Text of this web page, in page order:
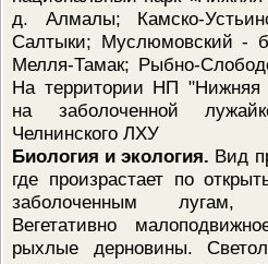
д. Алмалы; Камско-
Салтыки; Муслюмовский -
Мелля-Тамак; Рыбно-
На территории НП "Нижняя
на заболоченной
Челнинского ЛХУ
Биология и экология. Вид
где произрастает по
заболоченным лугам,
Вегетативно
рыхлые дерновины.